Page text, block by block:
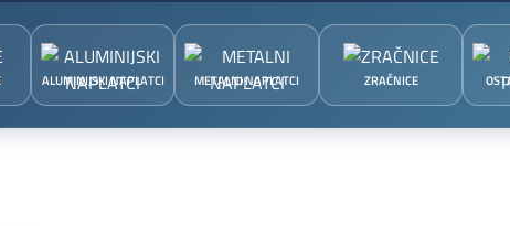
ALUMINIJSKI NAPLATCI METALNI NAPLATCI ZRAČNICE